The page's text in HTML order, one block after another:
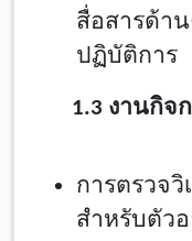
สื่อสารด้า
ปฏิบัติการ
1.3 งานกิจ
การตรวจ
สำหรับตัว